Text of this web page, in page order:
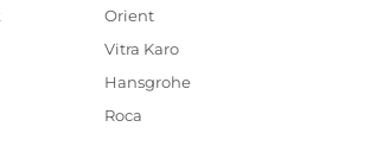
Orient
Vitra Karo
Hansgrohe
Roca